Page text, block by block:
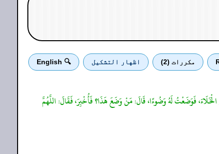
مكررات (2) اظهار التشكيل 🔍 English
فَوَضَعْتُ لَهُ وَضُوءًا، قَالَ: مَنْ وَضَعَ هَذَا؟ فَأُخْبِرَ، فَقَالَ: اللَّهُمَّ